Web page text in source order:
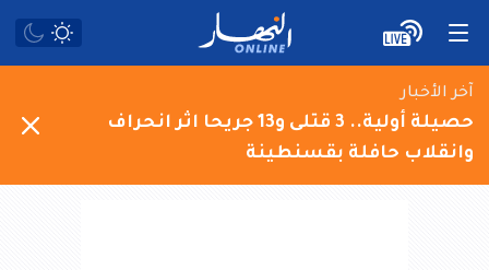
آخر الأخبار
حصيلة أولية.. 3 قتلى و13 جريحا اثر انحراف
وانقلاب حافلة بقسنطينة